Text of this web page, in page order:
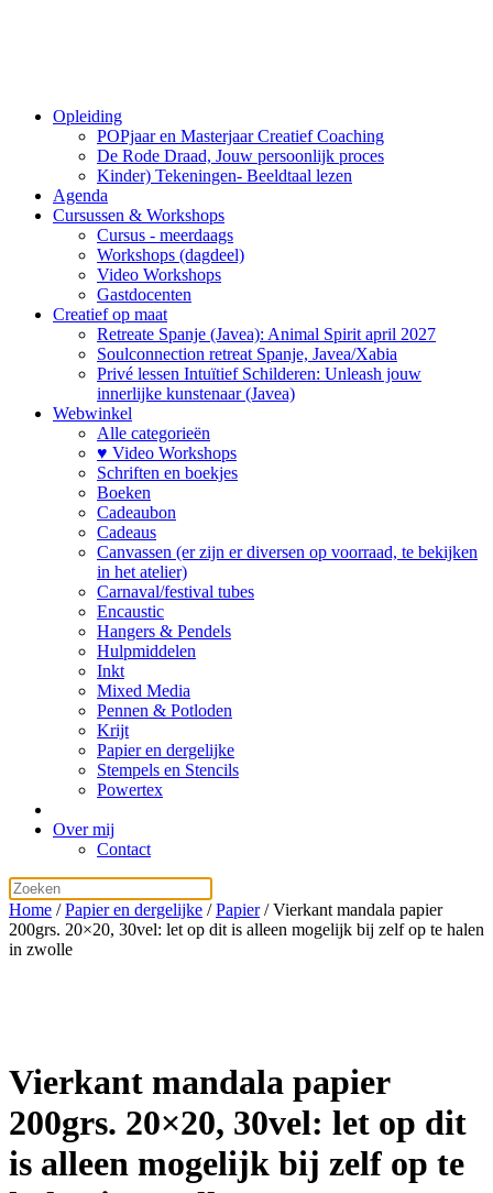
Opleiding
POPjaar en Masterjaar Creatief Coaching
De Rode Draad, Jouw persoonlijk proces
Kinder) Tekeningen- Beeldtaal lezen
Agenda
Cursussen & Workshops
Cursus - meerdaags
Workshops (dagdeel)
Video Workshops
Gastdocenten
Creatief op maat
Retreate Spanje (Javea): Animal Spirit april 2027
Soulconnection retreat Spanje, Javea/Xabia
Privé lessen Intuïtief Schilderen: Unleash jouw
innerlijke kunstenaar (Javea)
Webwinkel
Alle categorieën
♥ Video Workshops
Schriften en boekjes
Boeken
Cadeaubon
Cadeaus
Canvassen (er zijn er diversen op voorraad, te bekijken
in het atelier)
Carnaval/festival tubes
Encaustic
Hangers & Pendels
Hulpmiddelen
Inkt
Mixed Media
Pennen & Potloden
Krijt
Papier en dergelijke
Stempels en Stencils
Powertex
Over mij
Contact
Home /Papier en dergelijke /Papier/ Vierkant mandala papier
200grs. 20×20, 30vel: let op dit is alleen mogelijk bij zelf op te halen
in zwolle
Vierkant mandala papier
200grs. 20×20, 30vel: let op dit
is alleen mogelijk bij zelf op te